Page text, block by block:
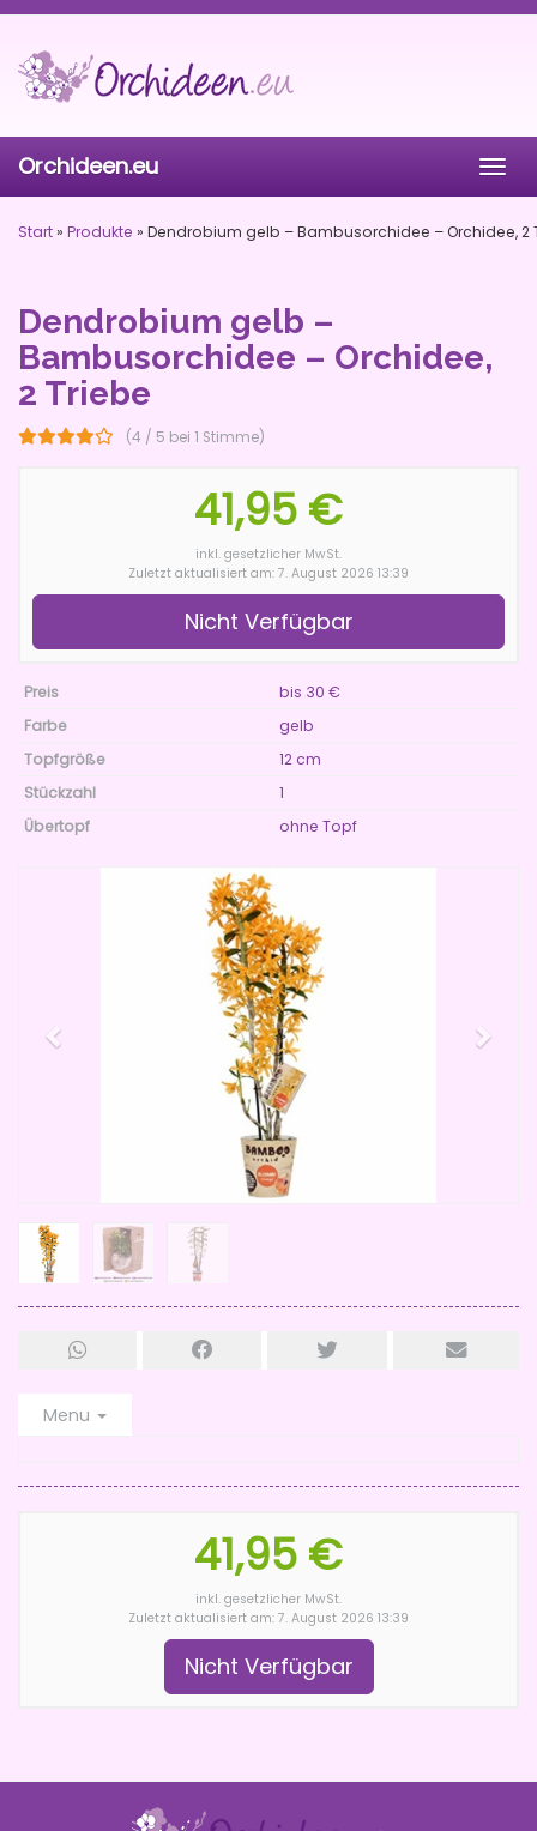
Skip
main
content
Orchideen.eu
Start» Produkte » Dendrobium gelb – Bambusorchidee – Orchidee, 2
Dendrobium gelb –
Bambusorchidee – Orchidee,
2 Triebe
(4 / 5 bei 1 Stimme)
41,95 €
inkl. gesetzlicher MwSt.
Zuletzt aktualisiert am: 7. August 2026 13:39
Nicht Verfügbar
Preis
bis 30 €
Farbe
gelb
Topfgröße
12 cm
Stückzahl
1
Übertopf
ohne Topf
Menu
41,95 €
inkl. gesetzlicher MwSt.
Zuletzt aktualisiert am: 7. August 2026 13:39
Nicht Verfügbar